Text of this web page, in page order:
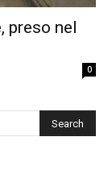
preso nel
0